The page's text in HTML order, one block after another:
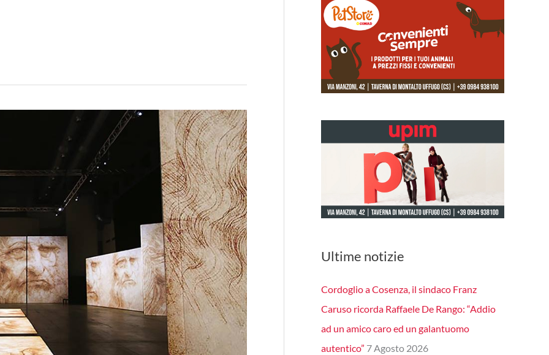
Ultime notizie
Cordoglio a Cosenza, il sindaco Franz
Caruso ricorda Raffaele De Rango: “Addio
ad un amico caro ed un galantuomo
autentico” 7 Agosto 2026